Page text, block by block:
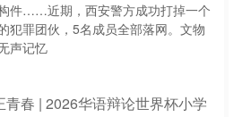
件……近期，西安警方成功打掉一个
犯罪团伙，5名成员全部落网。文物
声记忆